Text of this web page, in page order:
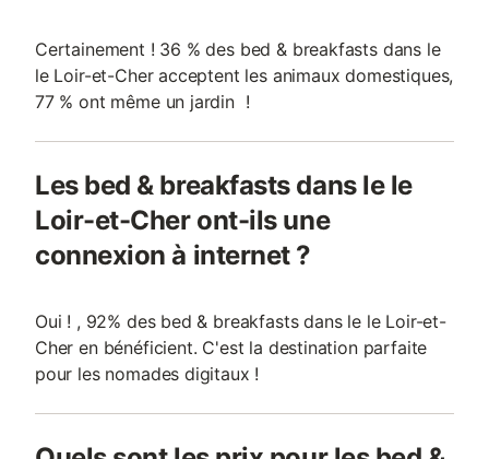
Certainement ! 36 % des bed & breakfasts dans le
le Loir-et-Cher acceptent les animaux domestiques,
77 % ont même un jardin !
Les bed & breakfasts dans le le
Loir-et-Cher ont-ils une
connexion à internet ?
Oui ! , 92% des bed & breakfasts dans le le Loir-et-
Cher en bénéficient. C'est la destination parfaite
pour les nomades digitaux !